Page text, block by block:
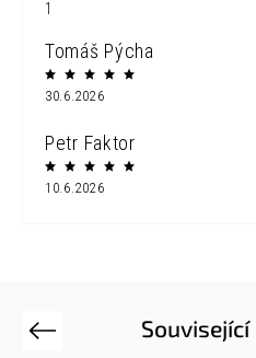
1
Tomáš Pýcha
30.6.2026
Petr Faktor
10.6.2026
Previous